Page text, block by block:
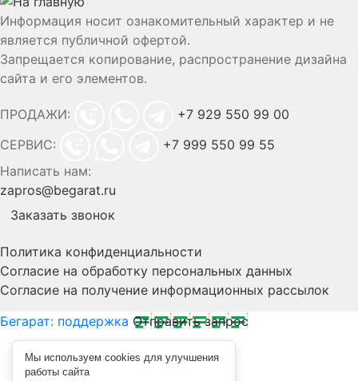
Мы используем cookies для улучшения
работы сайта
Информация носит ознакомительный характер и не
является публичной офертой.
Запрещается копирование, распространение дизайна
сайта и его элементов.
ПРОДАЖИ:
+7 929 550 99 00
СЕРВИС:
+7 999 550 99 55
Написать нам:
zapros@begarat.ru
Заказать звонок
Политика конфиденциальности
Согласие на обработку персональных данных
Согласие на получение информационных рассылок
Бегарат: поддержка Отправить запрос